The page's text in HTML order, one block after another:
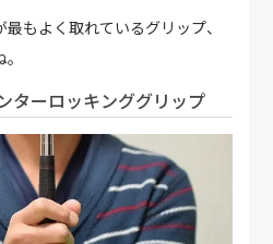
もよく取れているグリップ、
ターロッキンググリップ